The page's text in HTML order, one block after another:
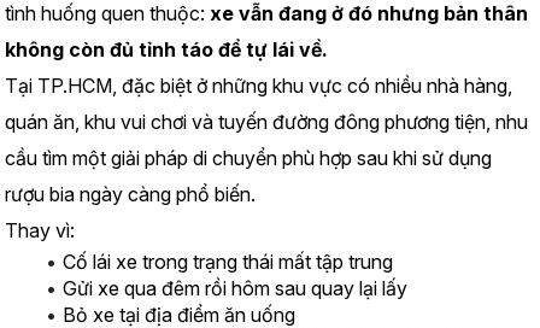
tình huống quen thuộc: xe vẫn đang ở đó nhưng bản thân
không còn đủ tỉnh táo để tự lái về.
Tại TP.HCM, đặc biệt ở những khu vực có nhiều nhà hàng,
quán ăn, khu vui chơi và tuyến đường đông phương tiện, nhu
cầu tìm một giải pháp di chuyển phù hợp sau khi sử dụng
rượu bia ngày càng phổ biến.
Thay vì:
Cố lái xe trong trạng thái mất tập trung
Gửi xe qua đêm rồi hôm sau quay lại lấy
Bỏ xe tại địa điểm ăn uống